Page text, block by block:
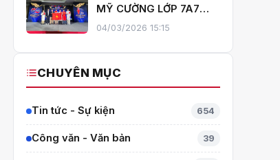
MỸ CƯỜNG LỚP 7A7
TỎA SÁNG TẠI THÁI
LAN – MANG VỀ HUY
04/03/2026 15:15
CHUYÊN MỤC
Tin tức - Sự kiện 654
Công văn - Văn bản 39